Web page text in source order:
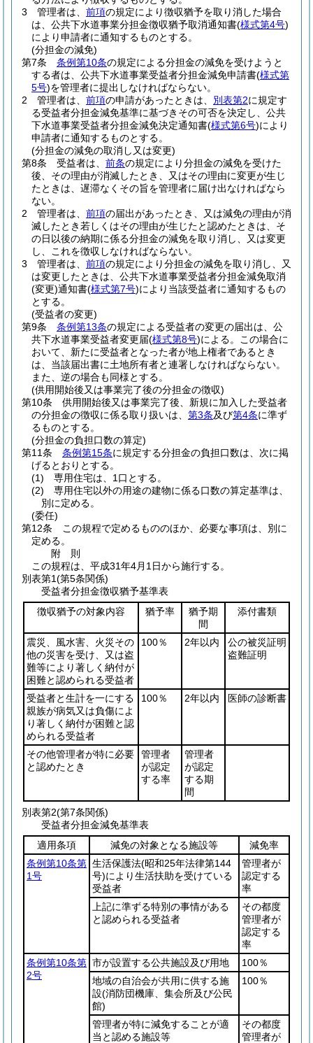
3
管理者は、 前項の規定により徴収猶予を取り消した場合
は、公共下水道事業分担金徴収猶予取消通知書(様式第4号)
により申請者に通知するものとする。
(分担金の減免)
第7条
条例第10条の規定による分担金の減免を受けようと
する者は、公共下水道事業受益者分担金減免申請書(様式第
5号)を管理者に提出しなければならない。
2
管理者は、 前項の申請があったときは、 別表第2に規定す
る受益者分担金減免基準に基づきその可否を決定し、公共
下水道事業受益者分担金減免決定通知書(様式第6号)により
申請者に通知するものとする。
(分担金の減免の取消し又は変更)
第8条
受益者は、 前条の規定により分担金の減免を受けた
後、その理由が消滅したとき、又はその理由に変更が生じ
たときは、遅滞なくその旨を管理者に届け出なければなら
ない。
2
管理者は、 前項の届出があったとき、又は減免の理由が消
滅したとき若しくはその理由が生じたと認めたときは、そ
の日以後の納期に係る分担金の減免を取り消し、又は変更
し、これを徴収しなければならない。
3
管理者は、 前項の規定により分担金の減免を取り消し、又
は変更したときは、公共下水道事業受益者分担金減免取消
(変更)通知書(様式第7号)により当該受益者に通知するもの
とする。
(受益者の変更)
第9条
条例第13条の規定による受益者の変更の届出は、公
共下水道事業受益者変更届(様式第8号)による。
この場合に
おいて、新たに受益者となった者が地上権者であるとき
は、当該届出書に土地所有者と連署しなければならない。
また、逆の場合も同様とする。
(供用開始後又は事業完了後の分担金の徴収)
第10条
供用開始後又は事業完了後、新規に加入した受益者
の分担金の徴収に係る取り扱いは、 第3条及び第4条に準ず
るものとする。
(分担金の負担口数の算定)
第11条
条例第15条に規定する分担金の負担口数は、次に掲
げるとおりとする。
(1)
専用住宅は、1口とする。
(2)
専用住宅以外の用途の建物に係る口数の算定基準は、
別に定める。
(委任)
第12条
この規程で定めるもののほか、必要な事項は、別に
定める。
附 則
この規程は、平成31年4月1日から施行する。
別表第1(第5条関係)
受益者分担金徴収猶予基準表
徴収猶予の対象内容
猶予率
猶予期
間
添付書類
震災、風水害、火災その
他の災害を受け、又は盗
難等により著しく納付が
困難と認められる受益者
100％ 2年以内
公の被災証明
盗難証明
受益者と生計を一にする
親族が病気又は負傷によ
り著しく納付が困難と認
められる受益者
100％ 2年以内 医師の診断書
その他管理者が特に必要
と認めたとき
管理者
が認定
する率
管理者
が認定
する期
間
別表第2(第7条関係)
受益者分担金減免基準表
適用条項
減免の対象となる施設等
減免率
条例第10条第
1号
生活保護法(昭和25年法律第144
号)により生活扶助を受けている
受益者
管理者が
認定する
率
上記に準ずる特別の事情がある
と認められる受益者
その都度
管理者が
認定する
率
条例第10条第
2号
市が設置する公共施設及び用地
100％
地域の自治会が共用に供する施
設(消防団機庫、集会所及び公民
館)
100％
管理者が特に減免することが適
当と認める施設等
その都度
管理者が